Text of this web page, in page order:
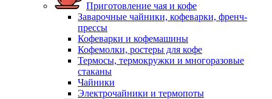
Приготовление чая и кофе
Заварочные чайники, кофеварки, френч-
прессы
Кофеварки и кофемашины
Кофемолки, ростеры для кофе
Термосы, термокружки и многоразовые
стаканы
Чайники
Электрочайники и термопоты